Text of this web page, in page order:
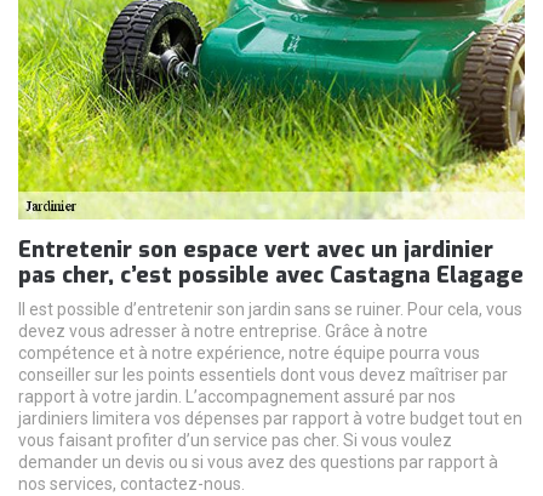
Entretenir son espace vert avec un jardinier
pas cher, c’est possible avec Castagna Elagage
Il est possible d’entretenir son jardin sans se ruiner. Pour cela, vous
devez vous adresser à notre entreprise. Grâce à notre
compétence et à notre expérience, notre équipe pourra vous
conseiller sur les points essentiels dont vous devez maîtriser par
rapport à votre jardin. L’accompagnement assuré par nos
jardiniers limitera vos dépenses par rapport à votre budget tout en
vous faisant profiter d’un service pas cher. Si vous voulez
demander un devis ou si vous avez des questions par rapport à
nos services, contactez-nous.